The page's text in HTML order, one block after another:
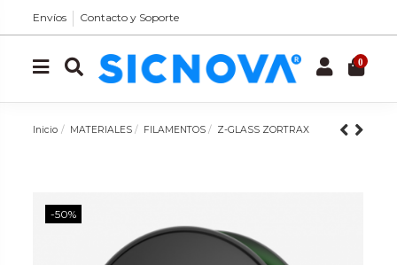
Envíos Contacto y Soporte
0
Inicio MATERIALES FILAMENTOS Z-GLASS ZORTRAX
-50%